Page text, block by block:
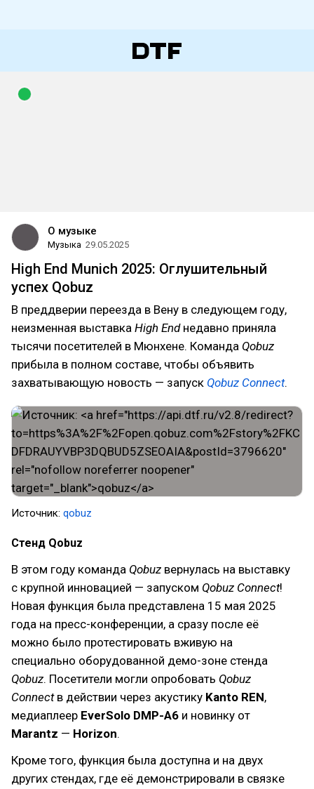
О музыке
Музыка 29.05.2025
High End Munich 2025: Оглушительный
успех Qobuz
В преддверии переезда в Вену в следующем году,
неизменная выставка High End недавно приняла
тысячи посетителей в Мюнхене. Команда Qobuz
прибыла в полном составе, чтобы объявить
захватывающую новость — запуск Qobuz Connect.
Источник: qobuz
Стенд Qobuz
В этом году команда Qobuz вернулась на выставку
с крупной инновацией — запуском Qobuz Connect!
Новая функция была представлена 15 мая 2025
года на пресс-конференции, а сразу после её
можно было протестировать вживую на
специально оборудованной демо-зоне стенда
Qobuz. Посетители могли опробовать Qobuz
Connectв действии через акустику Kanto REN,
медиаплеер EverSolo DMP-A6 и новинку от
Marantz — Horizon.
Кроме того, функция была доступна и на двух
других стендах, где её демонстрировали в связке